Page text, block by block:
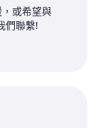
或希望與
們聯繫!